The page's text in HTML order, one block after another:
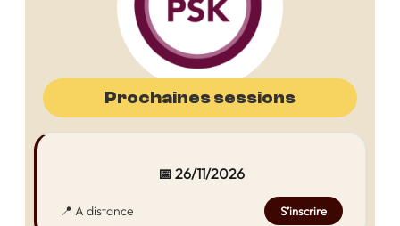
Prochaines sessions
📅 26/11/2026
📍 A distance S’inscrire